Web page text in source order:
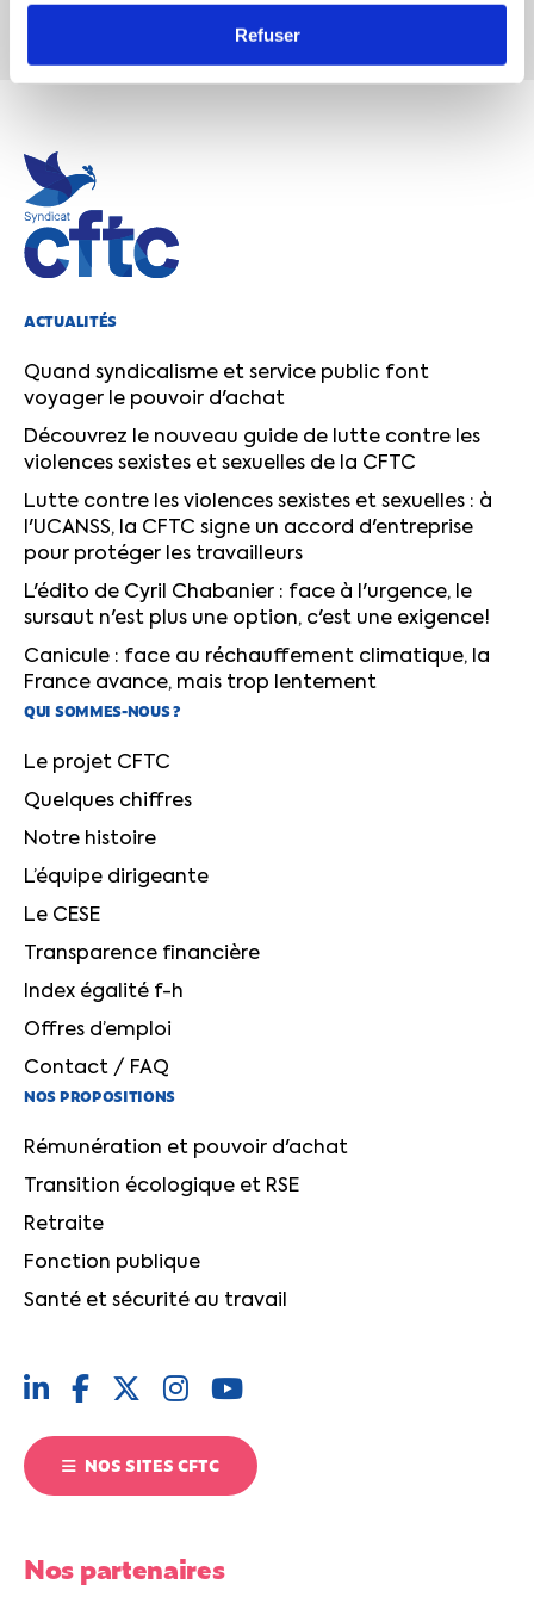
Refuser
ACTUALITÉS
Quand syndicalisme et service public font
voyager le pouvoir d'achat
Découvrez le nouveau guide de lutte contre les
violences sexistes et sexuelles de la CFTC
Lutte contre les violences sexistes et sexuelles : à
l'UCANSS, la CFTC signe un accord d'entreprise
pour protéger les travailleurs
L'édito de Cyril Chabanier : face à l'urgence, le
sursaut n'est plus une option, c'est une exigence!
Canicule : face au réchauffement climatique, la
France avance, mais trop lentement
QUI SOMMES-NOUS ?
Le projet CFTC
Quelques chiffres
Notre histoire
L’équipe dirigeante
Le CESE
Transparence financière
Index égalité f-h
Offres d’emploi
Contact / FAQ
NOS PROPOSITIONS
Rémunération et pouvoir d'achat
Transition écologique et RSE
Retraite
Fonction publique
Santé et sécurité au travail
NOS SITES CFTC
Nos partenaires